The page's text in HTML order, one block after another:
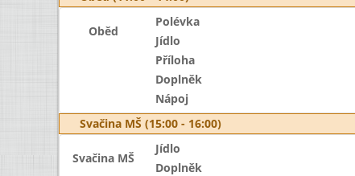
Oběd
Polévka
Jídlo
Příloha
Doplněk
Nápoj
Svačina MŠ (15:00 - 16:00)
Svačina MŠ
Jídlo
Doplněk